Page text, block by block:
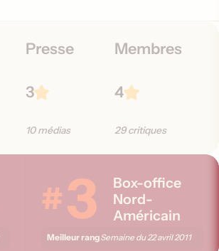
Presse
3
10 médias
Membres
4
29 critiques
#3
Box-office
Nord-
Américain
Meilleur rangSemaine du22 avril 2011